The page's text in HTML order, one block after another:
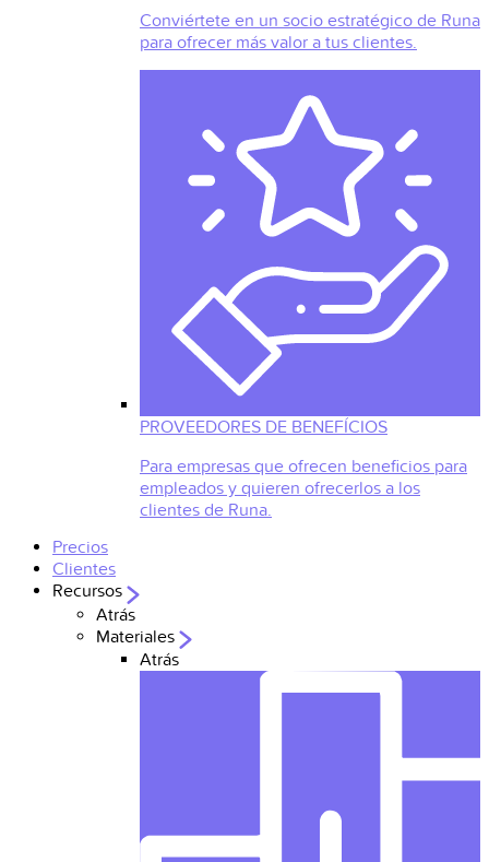
Conviértete en un socio estratégico de Runa
para ofrecer más valor a tus clientes.
PROVEEDORES DE BENEFÍCIOS
Para empresas que ofrecen beneficios para
empleados y quieren ofrecerlos a los
clientes de Runa.
Precios
Clientes
Recursos
Atrás
Materiales
Atrás